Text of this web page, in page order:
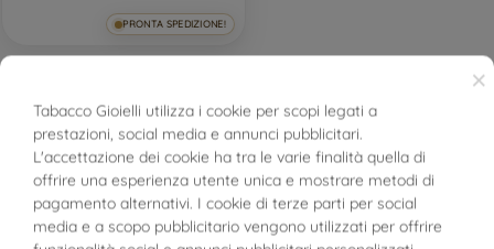
PRONTA SPEDIZIONE!
769,30 € — 3.124,30 €
×
Tabacco Gioielli utilizza i cookie per scopi legati a
prestazioni, social media e annunci pubblicitari.
L'accettazione dei cookie ha tra le varie finalità quella di
offrire una esperienza utente unica e mostrare metodi di
pagamento alternativi. I cookie di terze parti per social
media e a scopo pubblicitario vengono utilizzati per offrire